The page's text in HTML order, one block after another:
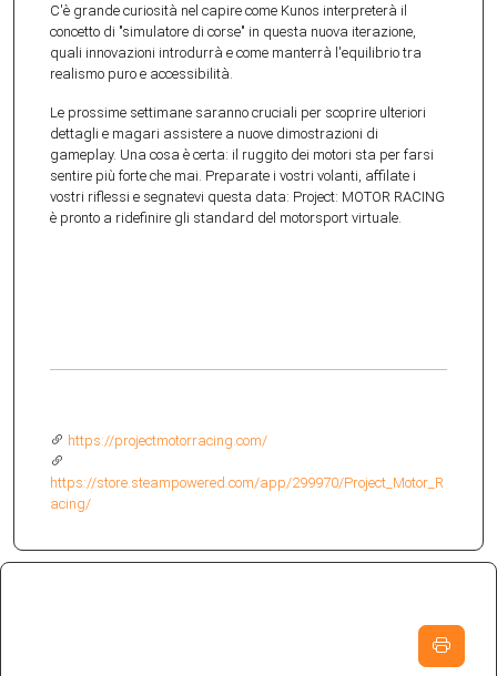
C'è grande curiosità nel capire come Kunos interpreterà il
concetto di "simulatore di corse" in questa nuova iterazione,
quali innovazioni introdurrà e come manterrà l'equilibrio tra
realismo puro e accessibilità.
Le prossime settimane saranno cruciali per scoprire ulteriori
dettagli e magari assistere a nuove dimostrazioni di
gameplay. Una cosa è certa: il ruggito dei motori sta per farsi
sentire più forte che mai. Preparate i vostri volanti, affilate i
vostri riflessi e segnatevi questa data: Project: MOTOR RACING
è pronto a ridefinire gli standard del motorsport virtuale.
https://projectmotorracing.com/
https://store.steampowered.com/app/299970/Project_Motor_R
acing/